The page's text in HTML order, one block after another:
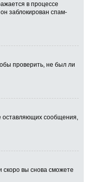
в процессе
заблокирован спам-
проверить, не был ли
оставляющих сообщения,
скоро вы снова сможете